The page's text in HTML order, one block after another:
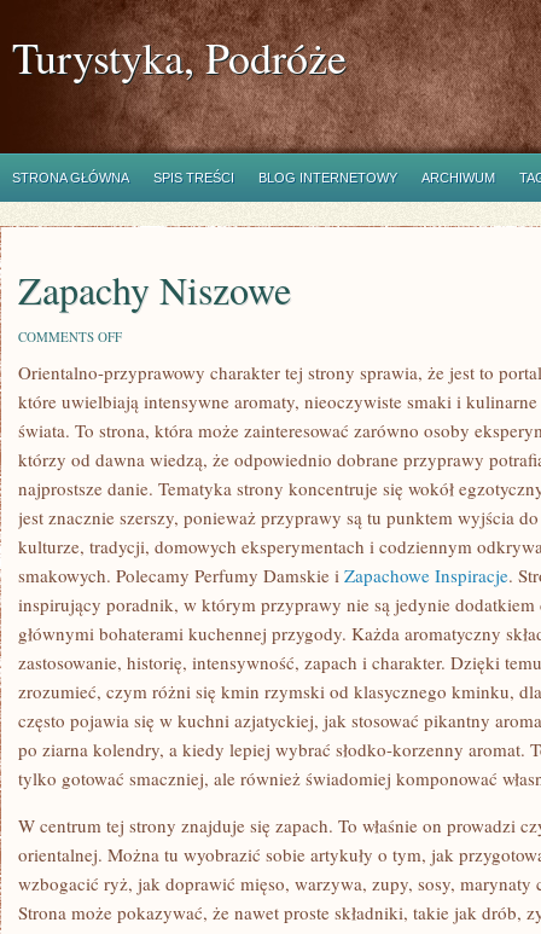
Turystyka, Podróże
STRONA GŁÓWNA SPIS TREŚCI BLOG INTERNETOWY ARCHIWUM
Zapachy Niszowe
COMMENTS OFFON
NISZOWE
Orientalno-przyprawowy charakter tej strony sprawia, że jest to
które uwielbiają intensywne aromaty, nieoczywiste smaki i
świata. To strona, która może zainteresować zarówno osoby
którzy od dawna wiedzą, że odpowiednio dobrane przyprawy
najprostsze danie. Tematyka strony koncentruje się wokół
jest znacznie szerszy, ponieważ przyprawy są tu punktem wyjścia
kulturze, tradycji, domowych eksperymentach i codziennym
smakowych. Polecamy Perfumy Damskie i Zapachowe Inspiracje.
inspirujący poradnik, w którym przyprawy nie są jedynie dodatkiem
głównymi bohaterami kuchennej przygody. Każda aromatyczny
zastosowanie, historię, intensywność, zapach i charakter. Dzięki
zrozumieć, czym różni się kmin rzymski od klasycznego kminku,
często pojawia się w kuchni azjatyckiej, jak stosować pikantny
po ziarna kolendry, a kiedy lepiej wybrać słodko-korzenny aromat.
tylko gotować smaczniej, ale również świadomiej komponować
W centrum tej strony znajduje się zapach. To właśnie on prowadzi
orientalnej. Można tu wyobrazić sobie artykuły o tym, jak
wzbogacić ryż, jak doprawić mięso, warzywa, zupy, sosy, marynaty
Strona może pokazywać, że nawet proste składniki, takie jak drób,